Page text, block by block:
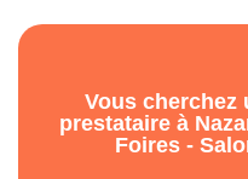
Vous cherchez
prestataire à
Foires -